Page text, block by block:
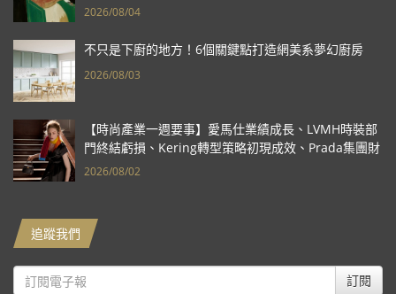
2026/08/04
不只是下廚的地方！6個關鍵點打造網美系夢幻廚房
2026/08/03
【時尚產業一週要事】愛馬仕業績成長、LVMH時裝部
門終結虧損、Kering轉型策略初現成效、Prada集團財
報亮眼
2026/08/02
追蹤我們
訂閱